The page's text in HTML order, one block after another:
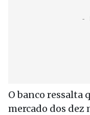
O banco ressalta
mercado dos dez